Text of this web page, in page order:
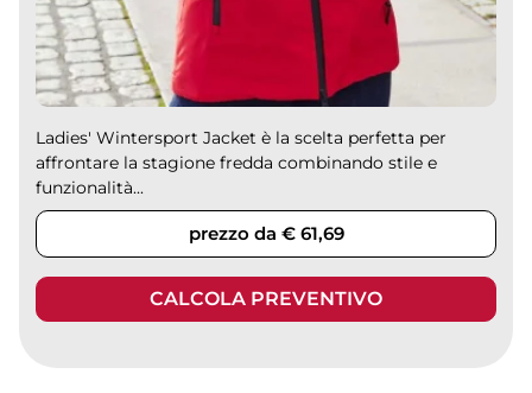
Ladies' Wintersport Jacket è la scelta perfetta per
affrontare la stagione fredda combinando stile e
funzionalità...
prezzo da € 61,69
CALCOLA PREVENTIVO